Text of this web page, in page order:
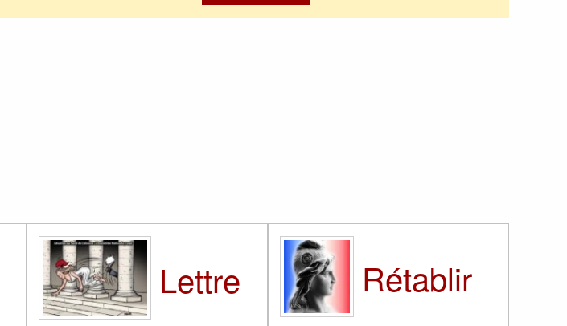
Lettre
Rétablir